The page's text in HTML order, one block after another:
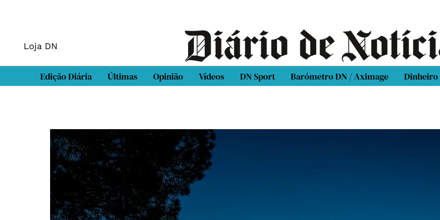
Loja DN
Edição Diária Últimas Opinião Vídeos DN Sport Barómetro DN / Aximage Dinheiro